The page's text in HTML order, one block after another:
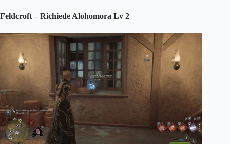
Feldcroft – Richiede Alohomora Lv 2